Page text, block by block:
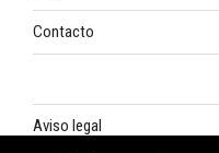
Contacto
Aviso legal